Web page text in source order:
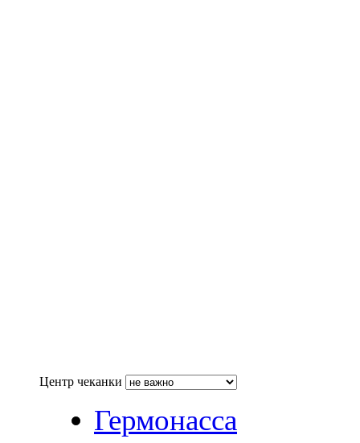
Центр чеканки
Гермонасса